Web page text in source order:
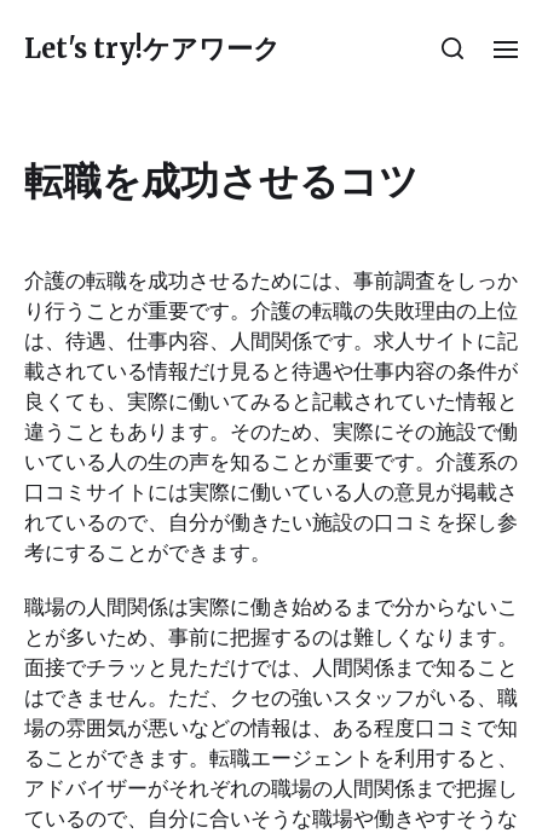
Let's try!ケアワーク
転職を成功させるコツ
介護の転職を成功させるためには、事前調査をしっか
り行うことが重要です。介護の転職の失敗理由の上位
は、待遇、仕事内容、人間関係です。求人サイトに記
載されている情報だけ見ると待遇や仕事内容の条件が
良くても、実際に働いてみると記載されていた情報と
違うこともあります。そのため、実際にその施設で働
いている人の生の声を知ることが重要です。介護系の
口コミサイトには実際に働いている人の意見が掲載さ
れているので、自分が働きたい施設の口コミを探し参
考にすることができます。
職場の人間関係は実際に働き始めるまで分からないこ
とが多いため、事前に把握するのは難しくなります。
面接でチラッと見ただけでは、人間関係まで知ること
はできません。ただ、クセの強いスタッフがいる、職
場の雰囲気が悪いなどの情報は、ある程度口コミで知
ることができます。転職エージェントを利用すると、
アドバイザーがそれぞれの職場の人間関係まで把握し
ているので、自分に合いそうな職場や働きやすそうな